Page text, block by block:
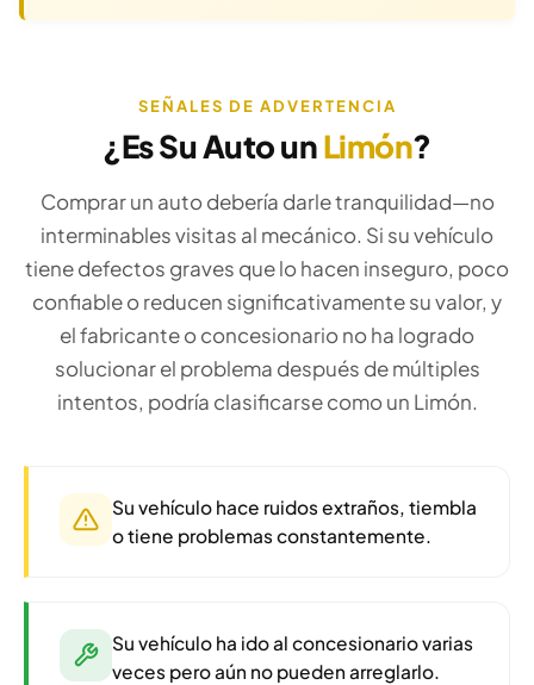
SEÑALES DE ADVERTENCIA
¿Es Su Auto unLimón?
Comprar un auto debería darle tranquilidad—no
interminables visitas al mecánico. Si su vehículo
tiene defectos graves que lo hacen inseguro, poco
confiable o reducen significativamente su valor, y
el fabricante o concesionario no ha logrado
solucionar el problema después de múltiples
intentos, podría clasificarse como un Limón.
Su vehículo hace ruidos extraños, tiembla
o tiene problemas constantemente.
Su vehículo ha ido al concesionario varias
veces pero aún no pueden arreglarlo.